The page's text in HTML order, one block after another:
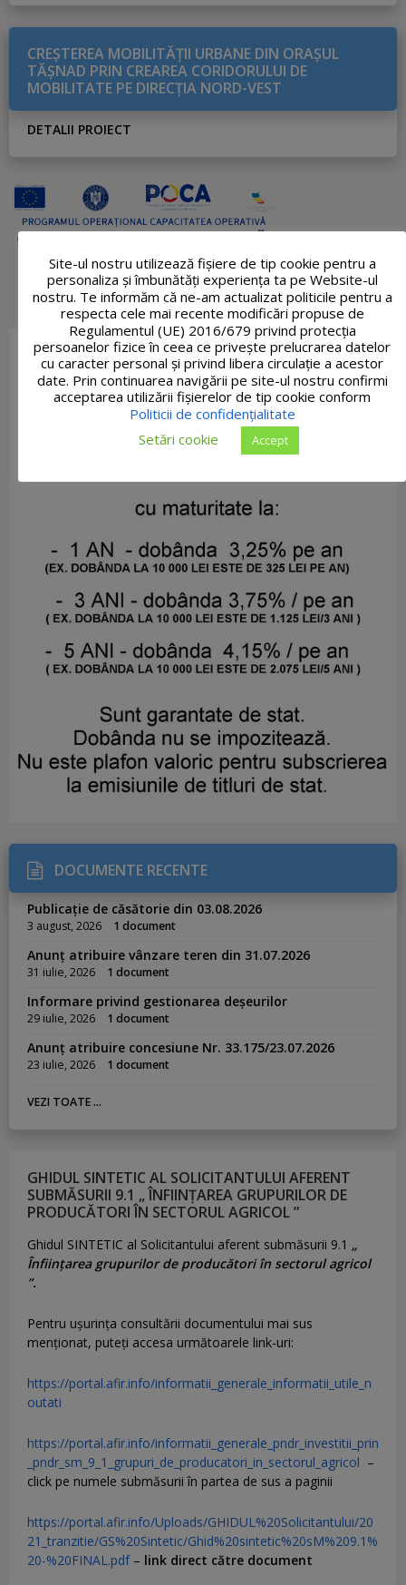
CREŞTEREA MOBILITĂŢII URBANE DIN ORAŞUL
TĂŞNAD PRIN CREAREA CORIDORULUI DE
MOBILITATE PE DIRECŢIA NORD-VEST
DETALII PROIECT
DOCUMENTE RECENTE
Publicație de căsătorie din 03.08.2026
3 august, 2026 1 document
Anunț atribuire vânzare teren din 31.07.2026
31 iulie, 2026 1 document
Informare privind gestionarea deșeurilor
29 iulie, 2026 1 document
Anunț atribuire concesiune Nr. 33.175/23.07.2026
23 iulie, 2026 1 document
VEZI TOATE ...
GHIDUL SINTETIC AL SOLICITANTULUI AFERENT
SUBMĂSURII 9.1 „ ÎNFIINȚAREA GRUPURILOR DE
PRODUCĂTORI ÎN SECTORUL AGRICOL ”
Ghidul SINTETIC al Solicitantului aferent submăsurii 9.1 „
Înființarea grupurilor de producători în sectorul agricol
”.
Pentru uşurinţa consultării documentului mai sus
menţionat, puteţi accesa următoarele link-uri:
https://portal.afir.info/informatii_generale_informatii_utile_n
outati
https://portal.afir.info/informatii_generale_pndr_investitii_prin
_pndr_sm_9_1_grupuri_de_producatori_in_sectorul_agricol –
click pe numele submăsurii în partea de sus a paginii
https://portal.afir.info/Uploads/GHIDUL%20Solicitantului/20
21_tranzitie/GS%20Sintetic/Ghid%20sintetic%20sM%209.1%
20-%20FINAL.pdf– link direct către document
Site-ul nostru utilizează fişiere de tip cookie pentru a
personaliza și îmbunătăți experiența ta pe Website-ul
nostru. Te informăm că ne-am actualizat politicile pentru a
respecta cele mai recente modificări propuse de
Regulamentul (UE) 2016/679 privind protecția
persoanelor fizice în ceea ce privește prelucrarea datelor
cu caracter personal și privind libera circulație a acestor
date. Prin continuarea navigării pe site-ul nostru confirmi
acceptarea utilizării fişierelor de tip cookie conform
Politicii de confidențialitate
Setări cookie
Accept